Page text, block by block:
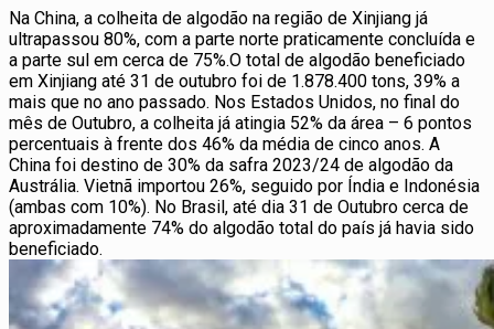
Na China, a colheita de algodão na região de Xinjiang já
ultrapassou 80%, com a parte norte praticamente concluída e
a parte sul em cerca de 75%.O total de algodão beneficiado
em Xinjiang até 31 de outubro foi de 1.878.400 tons, 39% a
mais que no ano passado. Nos Estados Unidos, no final do
mês de Outubro, a colheita já atingia 52% da área – 6 pontos
percentuais à frente dos 46% da média de cinco anos. A
China foi destino de 30% da safra 2023/24 de algodão da
Austrália. Vietnã importou 26%, seguido por Índia e Indonésia
(ambas com 10%). No Brasil, até dia 31 de Outubro cerca de
aproximadamente 74% do algodão total do país já havia sido
beneficiado.